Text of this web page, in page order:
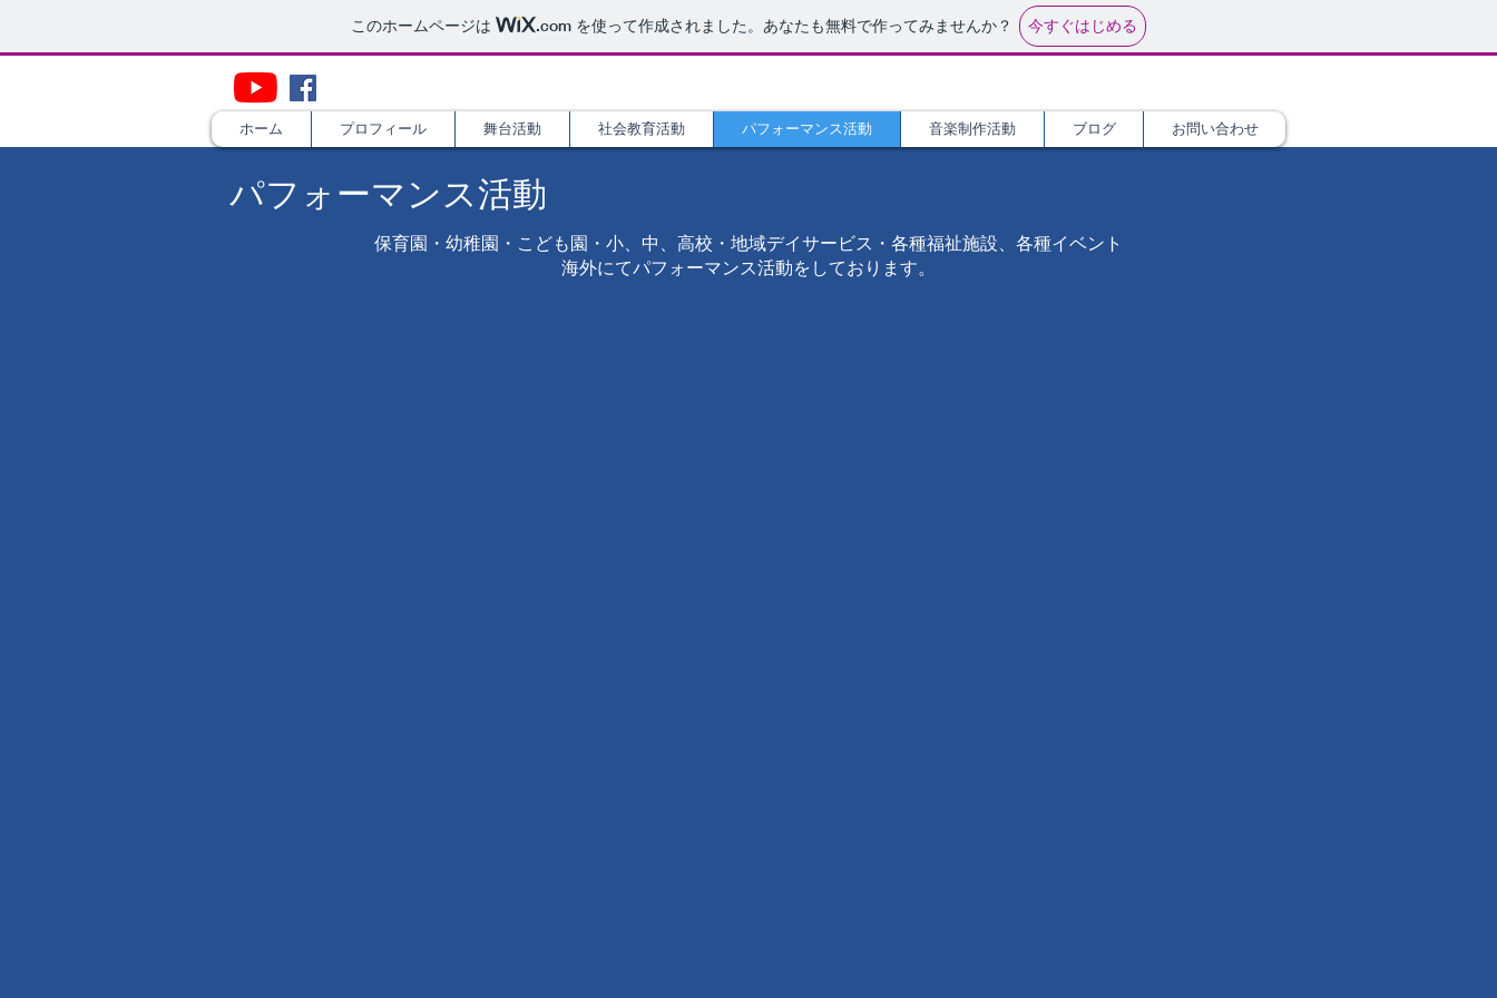
このホームページは .com を使って作成されました。あなたも無料で作ってみませんか？ 今すぐはじめる
ホーム プロフィール 舞台活動 社会教育活動 パフォーマンス活動 音楽制作活動 ブログ お問い合わせ
​パフォーマンス活動
​保育園・幼稚園・こども園・小、中、高校・地域デイサービス・各種福祉施設、各種イベント
海外にて​パフォーマンス活動をしております。